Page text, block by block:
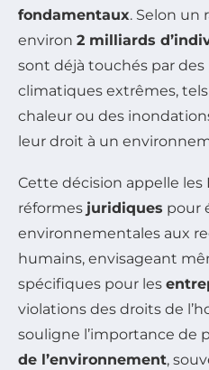
fondamentaux. Selon un
environ 2 milliards
sont déjà touchés par
climatiques extrêmes,
chaleur ou des
leur droit à un
Cette décision appelle les
réformes juridiques pour
environnementales aux
humains, envisageant
spécifiques pour les
violations des droits de
souligne l’importance de
de l’environnement,